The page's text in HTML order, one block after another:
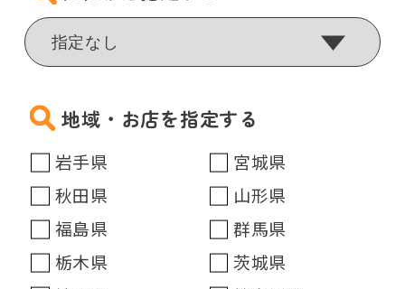
地域・お店を指定する
岩手県
宮城県
秋田県
山形県
福島県
群馬県
栃木県
茨城県